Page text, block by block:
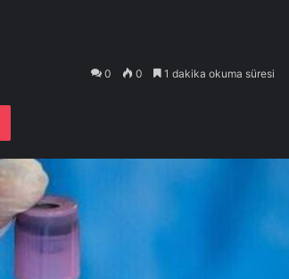
0 0 1 dakika okuma süresi
Pocket